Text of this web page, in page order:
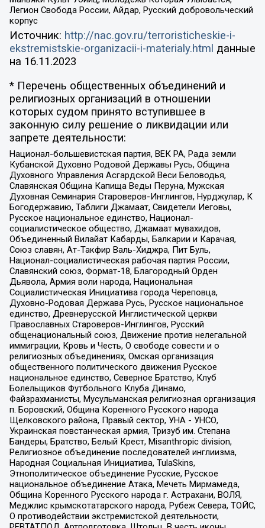
Легион Свобода России, Айдар, Русский добровольческий
корпус
Источник: http://nac.gov.ru/terroristicheskie-i-
ekstremistskie-organizacii-i-materialy.html данные
на 16.11.2023
* Перечень общественных объединений и
религиозных организаций в отношении
которых судом принято вступившее в
законную силу решение о ликвидации или
запрете деятельности:
Национал-большевистская партия, ВЕК РА, Рада земли
Кубанской Духовно Родовой Державы Русь, Община
Духовного Управления Асгардской Веси Беловодья,
Славянская Община Капища Веды Перуна, Мужская
Духовная Семинария Староверов-Инглингов, Нурджулар, К
Богодержавию, Таблиги Джамаат, Свидетели Иеговы,
Русское национальное единство, Национал-
социалистическое общество, Джамаат мувахидов,
Объединенный Вилайат Кабарды, Балкарии и Карачая,
Союз славян, Ат-Такфир Валь-Хиджра, Пит Буль,
Национал-социалистическая рабочая партия России,
Славянский союз, Формат-18, Благородный Орден
Дьявола, Армия воли народа, Национальная
Социалистическая Инициатива города Череповца,
Духовно-Родовая Держава Русь, Русское национальное
единство, Древнерусской Инглистической церкви
Православных Староверов-Инглингов, Русский
общенациональный союз, Движение против нелегальной
иммиграции, Кровь и Честь, О свободе совести и о
религиозных объединениях, Омская организация
общественного политического движения Русское
национальное единство, Северное Братство, Клуб
Болельщиков Футбольного Клуба Динамо,
Файзрахманисты, Мусульманская религиозная организация
п. Боровский, Община Коренного Русского народа
Щелковского района, Правый сектор, УНА - УНСО,
Украинская повстанческая армия, Тризуб им. Степана
Бандеры, Братство, Белый Крест, Misanthropic division,
Религиозное объединение последователей инглиизма,
Народная Социальная Инициатива, TulaSkins,
Этнополитическое объединение Русские, Русское
национальное объединение Атака, Мечеть Мирмамеда,
Община Коренного Русского народа г. Астрахани, ВОЛЯ,
Меджлис крымскотатарского народа, Рубеж Севера, ТОЙС,
О противодействии экстремистской деятельности,